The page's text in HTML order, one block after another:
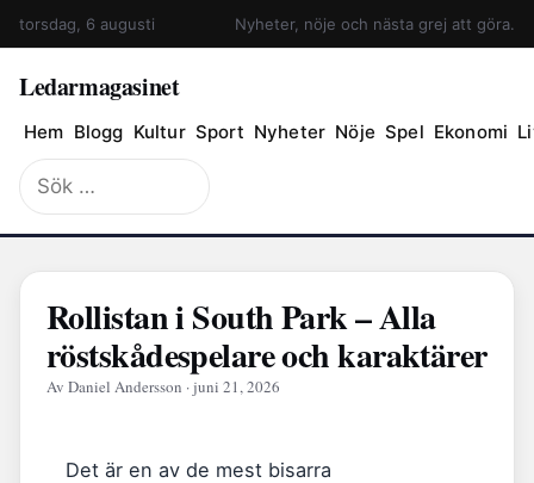
torsdag, 6 augusti Nyheter, nöje och nästa grej att göra.
Ledarmagasinet
Hem Blogg Kultur Sport Nyheter Nöje Spel Ekonomi
Sök
efter:
Rollistan i South Park – Alla
röstskådespelare och karaktärer
Av Daniel Andersson · juni 21, 2026
Det är en av de mest bisarra